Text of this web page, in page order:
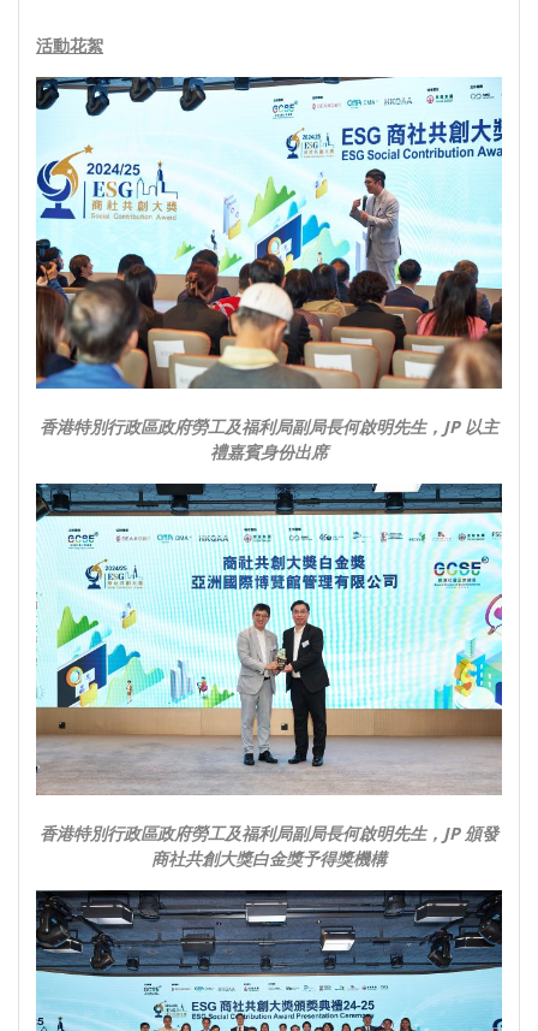
活動花絮
香港特別行政區政府勞工及福利局副局長何啟明先生，JP 以主
禮嘉賓身份出席
香港特別行政區政府勞工及福利局副局長何啟明先生，JP 頒發
商社共創大獎白金獎予得獎機構